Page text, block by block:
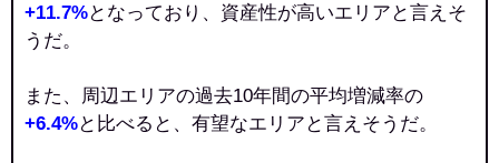
+11.7%となっており、資産性が高いエリアと言えそ
うだ。
また、周辺エリアの過去10年間の平均増減率の
+6.4%と比べると、有望なエリアと言えそうだ。